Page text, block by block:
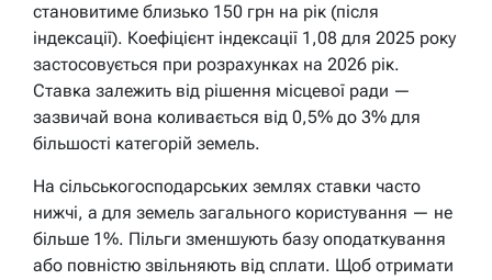
становитиме близько 150 грн на рік (після
індексації). Коефіцієнт індексації 1,08 для 2025 року
застосовується при розрахунках на 2026 рік.
Ставка залежить від рішення місцевої ради —
зазвичай вона коливається від 0,5% до 3% для
більшості категорій земель.
На сільськогосподарських землях ставки часто
нижчі, а для земель загального користування — не
більше 1%. Пільги зменшують базу оподаткування
або повністю звільняють від сплати. Щоб отримати